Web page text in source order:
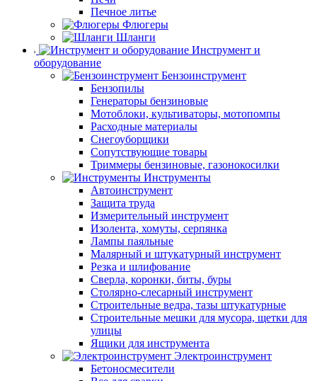
Печное литье
Флюгеры
Шланги
Инструмент и
оборудование
Бензоинструмент
Бензопилы
Генераторы бензиновые
Мотоблоки, культиваторы, мотопомпы
Расходные материалы
Снегоуборщики
Сопутствующие товары
Триммеры бензиновые, газонокосилки
Инструменты
Автоинструмент
Защита труда
Измерительный инструмент
Изолента, хомуты, серпянка
Лампы паяльные
Малярный и штукатурный инструмент
Резка и шлифование
Сверла, коронки, биты, буры
Столярно-слесарный инструмент
Строительные ведра, тазы штукатурные
Строительные мешки для мусора, щетки для
улицы
Ящики для инструмента
Электроинструмент
Бетоносмесители